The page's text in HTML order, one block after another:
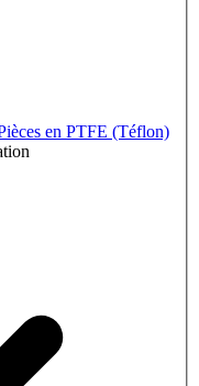
en PTFE (Téflon)